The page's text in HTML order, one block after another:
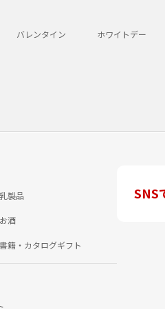
バレンタイン ホワイトデー
乳製品
お酒
書籍・カタログギフト
SNS